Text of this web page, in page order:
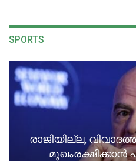
SPORTS
രാജിയില്ല,